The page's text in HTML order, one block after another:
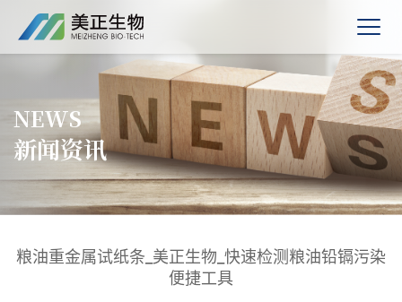
NEWS
新闻资讯
粮油重金属试纸条_美正生物_快速检测粮油铅镉污染
便捷工具